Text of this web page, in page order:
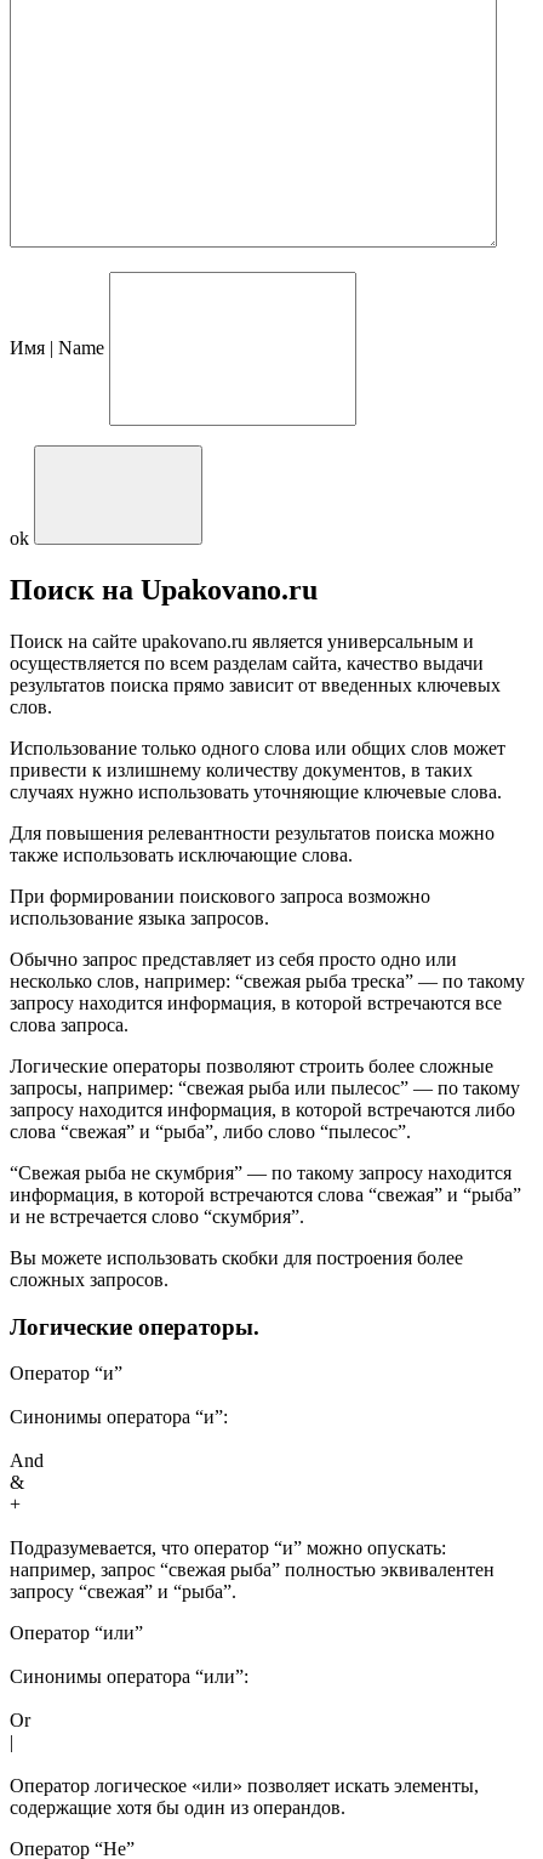
Имя | Name
ok
Поиск на Upakovano.ru
Поиск на сайте upakovano.ru является универсальным и
осуществляется по всем разделам сайта, качество выдачи
результатов поиска прямо зависит от введенных ключевых
слов.
Использование только одного слова или общих слов может
привести к излишнему количеству документов, в таких
случаях нужно использовать уточняющие ключевые слова.
Для повышения релевантности результатов поиска можно
также использовать исключающие слова.
При формировании поискового запроса возможно
использование языка запросов.
Обычно запрос представляет из себя просто одно или
несколько слов, например: “свежая рыба треска” — по такому
запросу находится информация, в которой встречаются все
слова запроса.
Логические операторы позволяют строить более сложные
запросы, например: “свежая рыба или пылесос” — по такому
запросу находится информация, в которой встречаются либо
слова “свежая” и “рыба”, либо слово “пылесос”.
“Свежая рыба не скумбрия” — по такому запросу находится
информация, в которой встречаются слова “свежая” и “рыба”
и не встречается слово “скумбрия”.
Вы можете использовать скобки для построения более
сложных запросов.
Логические операторы.
Оператор “и”
Синонимы оператора “и”:
And
&
+
Подразумевается, что оператор “и” можно опускать:
например, запрос “свежая рыба” полностью эквивалентен
запросу “свежая” и “рыба”.
Оператор “или”
Синонимы оператора “или”:
Or
|
Оператор логическое «или» позволяет искать элементы,
содержащие хотя бы один из операндов.
Оператор “Не”